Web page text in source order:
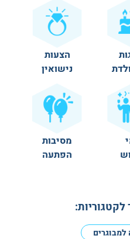
הצעות
נישואין
מסיבות
הפתעה
למבוגרים